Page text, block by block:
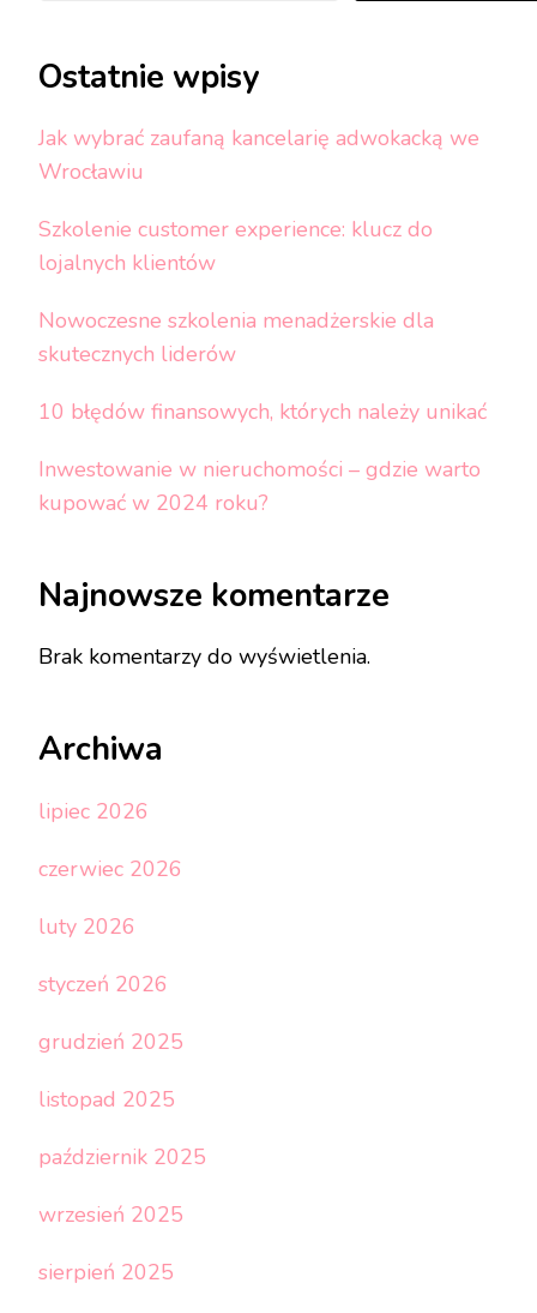
Ostatnie wpisy
Jak wybrać zaufaną kancelarię adwokacką we
Wrocławiu
Szkolenie customer experience: klucz do
lojalnych klientów
Nowoczesne szkolenia menadżerskie dla
skutecznych liderów
10 błędów finansowych, których należy unikać
Inwestowanie w nieruchomości – gdzie warto
kupować w 2024 roku?
Najnowsze komentarze
Brak komentarzy do wyświetlenia.
Archiwa
lipiec 2026
czerwiec 2026
luty 2026
styczeń 2026
grudzień 2025
listopad 2025
październik 2025
wrzesień 2025
sierpień 2025